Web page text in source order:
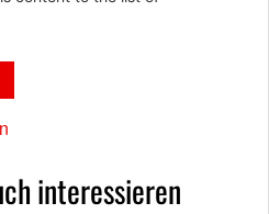
interessieren